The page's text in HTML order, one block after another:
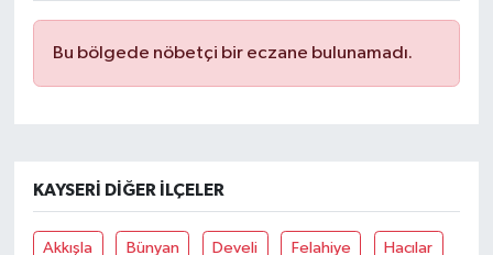
Bu bölgede nöbetçi bir eczane bulunamadı.
KAYSERI DIĞER İLÇELER
Akkışla Bünyan Develi Felahiye Hacılar